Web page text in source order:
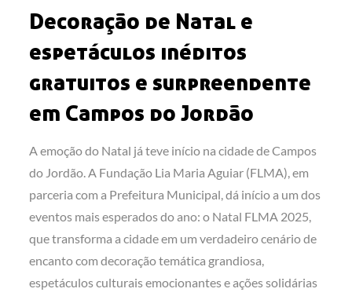
Decoração de Natal e
espetáculos inéditos
gratuitos e surpreendente
em Campos do Jordão
A emoção do Natal já teve início na cidade de Campos
do Jordão. A Fundação Lia Maria Aguiar (FLMA), em
parceria com a Prefeitura Municipal, dá início a um dos
eventos mais esperados do ano: o Natal FLMA 2025,
que transforma a cidade em um verdadeiro cenário de
encanto com decoração temática grandiosa,
espetáculos culturais emocionantes e ações solidárias